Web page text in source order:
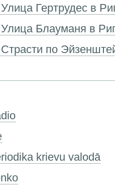
Гертрудес в
Блауманя в
по
krievu valodā